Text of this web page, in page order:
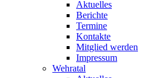
Aktuelles
Berichte
Termine
Kontakte
Mitglied werden
Impressum
Wehratal